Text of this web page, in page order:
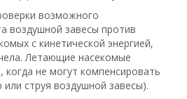
возможного
воздушной завесы против
с кинетической энергией,
Летающие насекомые
не могут компенсировать
или струя воздушной завесы).